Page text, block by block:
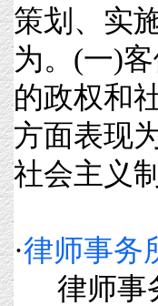
策划、实
为。(一)
的政权和
方面表现
社会主义
·律师事务
律师事